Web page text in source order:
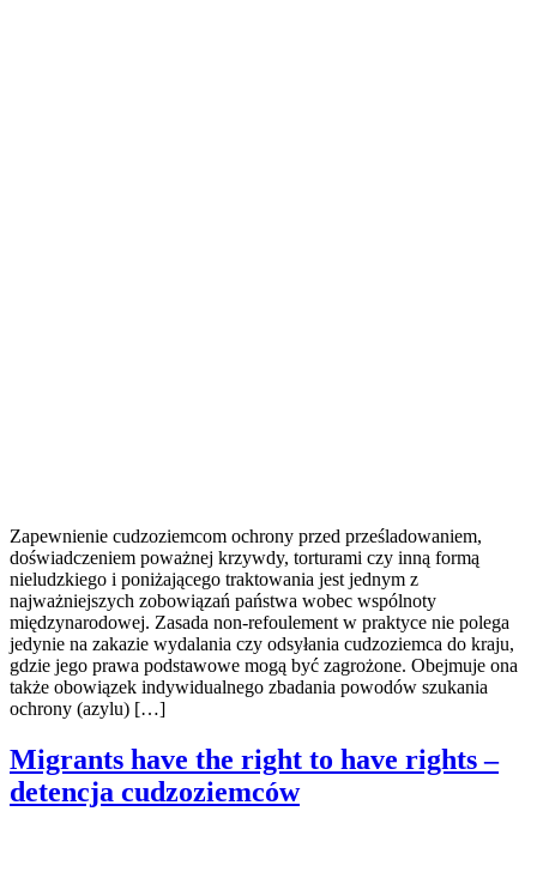
Zapewnienie cudzoziemcom ochrony przed prześladowaniem,
doświadczeniem poważnej krzywdy, torturami czy inną formą
nieludzkiego i poniżającego traktowania jest jednym z
najważniejszych zobowiązań państwa wobec wspólnoty
międzynarodowej. Zasada non-refoulement w praktyce nie polega
jedynie na zakazie wydalania czy odsyłania cudzoziemca do kraju,
gdzie jego prawa podstawowe mogą być zagrożone. Obejmuje ona
także obowiązek indywidualnego zbadania powodów szukania
ochrony (azylu) […]
Migrants have the right to have rights –
detencja cudzoziemców